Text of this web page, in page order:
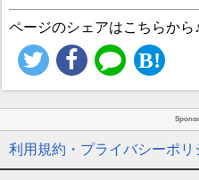
ページのシェアはこちらから
利用規約・プライバシーポリ